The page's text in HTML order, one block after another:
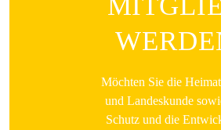
Möchten Sie die
und Landeskunde
Schutz und die